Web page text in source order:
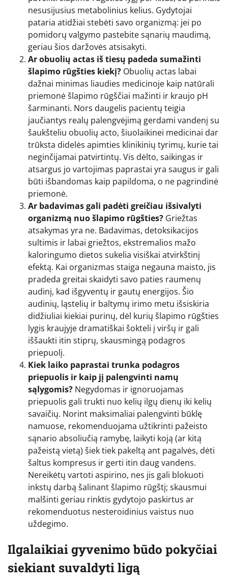
nesusijusius metabolinius kelius. Gydytojai
pataria atidžiai stebėti savo organizmą: jei po
pomidorų valgymo pastebite sąnarių maudimą,
geriau šios daržovės atsisakyti.
Ar obuolių actas iš tiesų padeda sumažinti
šlapimo rūgšties kiekį? Obuolių actas labai
dažnai minimas liaudies medicinoje kaip natūrali
priemonė šlapimo rūgščiai mažinti ir kraujo pH
šarminanti. Nors daugelis pacientų teigia
jaučiantys realų palengvėjimą gerdami vandenį su
šaukšteliu obuolių acto, šiuolaikinei medicinai dar
trūksta didelės apimties klinikinių tyrimų, kurie tai
neginčijamai patvirtintų. Vis dėlto, saikingas ir
atsargus jo vartojimas paprastai yra saugus ir gali
būti išbandomas kaip papildoma, o ne pagrindinė
priemonė.
Ar badavimas gali padėti greičiau išsivalyti
organizmą nuo šlapimo rūgšties? Griežtas
atsakymas yra ne. Badavimas, detoksikacijos
sultimis ir labai griežtos, ekstremalios mažo
kaloringumo dietos sukelia visiškai atvirkštinį
efektą. Kai organizmas staiga negauna maisto, jis
pradeda greitai skaidyti savo paties raumenų
audinį, kad išgyventų ir gautų energijos. Šio
audinių, ląstelių ir baltymų irimo metu išsiskiria
didžiuliai kiekiai purinų, dėl kurių šlapimo rūgšties
lygis kraujyje dramatiškai šokteli į viršų ir gali
iššaukti itin stiprų, skausmingą podagros
priepuolį.
Kiek laiko paprastai trunka podagros
priepuolis ir kaip jį palengvinti namų
sąlygomis? Negydomas ir ignoruojamas
priepuolis gali trukti nuo kelių ilgų dienų iki kelių
savaičių. Norint maksimaliai palengvinti būklę
namuose, rekomenduojama užtikrinti pažeisto
sąnario absoliučią ramybę, laikyti koją (ar kitą
pažeistą vietą) šiek tiek pakeltą ant pagalvės, dėti
šaltus kompresus ir gerti itin daug vandens.
Nereikėtų vartoti aspirino, nes jis gali blokuoti
inkstų darbą šalinant šlapimo rūgštį; skausmui
malšinti geriau rinktis gydytojo paskirtus ar
rekomenduotus nesteroidinius vaistus nuo
uždegimo.
Ilgalaikiai gyvenimo būdo pokyčiai
siekiant suvaldyti ligą